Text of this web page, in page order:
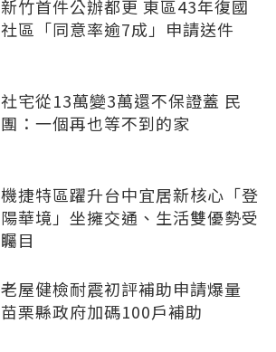
新竹首件公辦都更 東區43年復國
社區「同意率逾7成」申請送件
社宅從13萬變3萬還不保證蓋 民
團：一個再也等不到的家
機捷特區躍升台中宜居新核心「登
陽華境」坐擁交通、生活雙優勢受
矚目
老屋健檢耐震初評補助申請爆量
苗栗縣政府加碼100戶補助